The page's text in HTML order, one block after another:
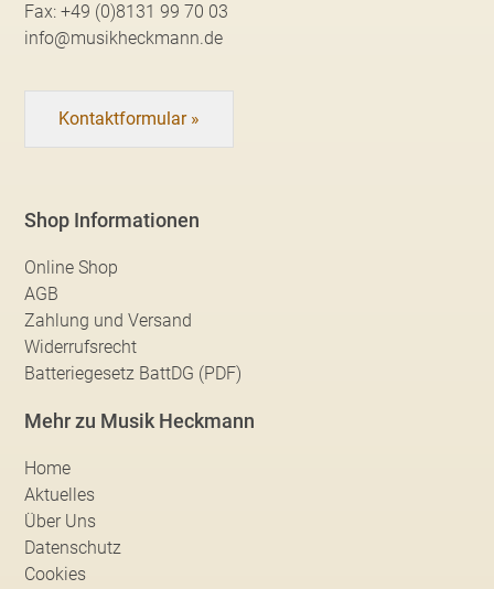
Fax:+49 (0)8131 99 70 03
info@musikheckmann.de
Kontaktformular »
Shop Informationen
Online Shop
AGB
Zahlung und Versand
Widerrufsrecht
Batteriegesetz BattDG (PDF)
Mehr zu Musik Heckmann
Home
Aktuelles
Über Uns
Datenschutz
Cookies